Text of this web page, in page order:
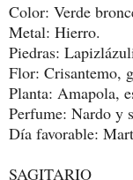
Color: Verde
Metal: Hierro.
Piedras:
Flor: Crisantemo,
Planta: Amapola,
Perfume: Nardo y
Día favorable:
SAGITARIO